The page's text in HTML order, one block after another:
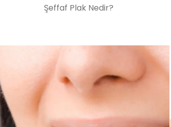
Şeffaf Plak Nedir?